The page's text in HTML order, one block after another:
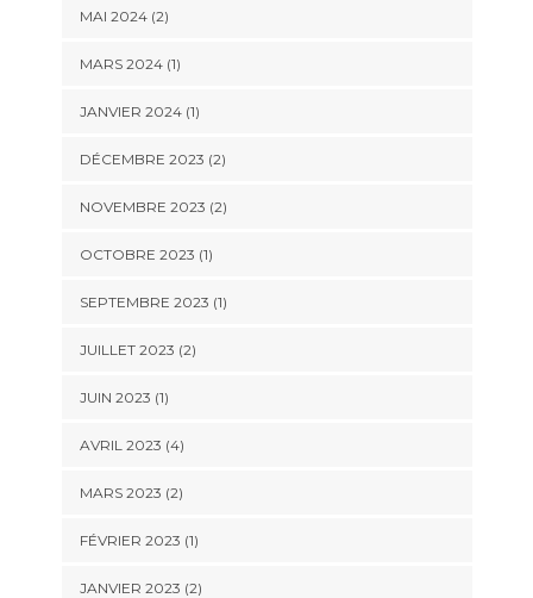
MAI 2024(2)
MARS 2024(1)
JANVIER 2024(1)
DÉCEMBRE 2023 (2)
NOVEMBRE 2023 (2)
OCTOBRE 2023 (1)
SEPTEMBRE 2023 (1)
JUILLET 2023 (2)
JUIN 2023 (1)
AVRIL 2023 (4)
MARS 2023 (2)
FÉVRIER 2023 (1)
JANVIER 2023 (2)